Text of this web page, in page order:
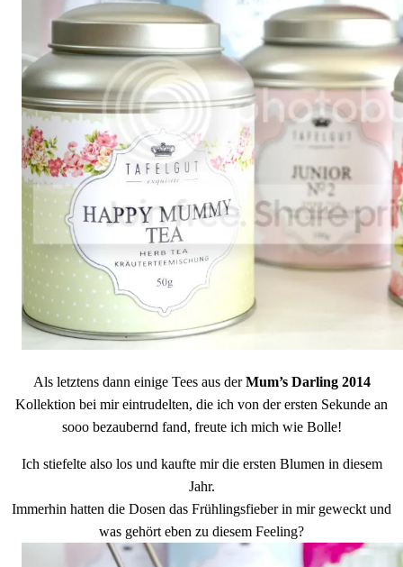
Als letztens dann einige Tees aus derMum’s Darling 2014
Kollektion bei mir eintrudelten, die ich von der ersten Sekunde an
sooo bezaubernd fand, freute ich mich wie Bolle!
Ich stiefelte also los und kaufte mir die ersten Blumen in diesem
Jahr.
Immerhin hatten die Dosen das Frühlingsfieber in mir geweckt und
was gehört eben zu diesem Feeling?